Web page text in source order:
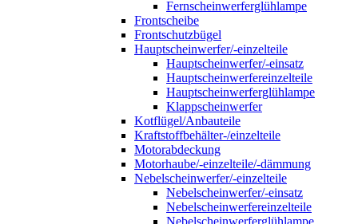
Fernscheinwerferglühlampe
Frontscheibe
Frontschutzbügel
Hauptscheinwerfer/-einzelteile
Hauptscheinwerfer/-einsatz
Hauptscheinwerfereinzelteile
Hauptscheinwerferglühlampe
Klappscheinwerfer
Kotflügel/Anbauteile
Kraftstoffbehälter-/einzelteile
Motorabdeckung
Motorhaube/-einzelteile/-dämmung
Nebelscheinwerfer/-einzelteile
Nebelscheinwerfer/-einsatz
Nebelscheinwerfereinzelteile
Nebelscheinwerferglühlampe